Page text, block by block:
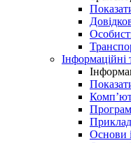
Інформаційні
Основи